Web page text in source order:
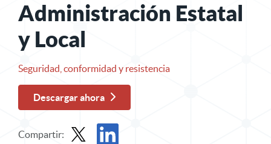
Administración Estatal
y Local
Seguridad, conformidad y resistencia
Descargar ahora
Compartir: